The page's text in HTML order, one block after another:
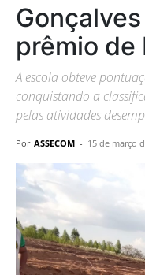
prêmio de
A escola obteve
conquistando a
pelas atividades
Por ASSECOM - 15 de março